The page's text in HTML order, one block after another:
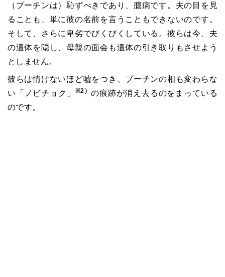
（プーチンは）恥ずべきであり、臆病です。夫の目を見
ることも、単に彼の名前を言うこともできないのです。
そして、さらに卑劣でびくびくしている。彼らは今、夫
の遺体を隠し、母親の面会も遺体の引き取りもさせよう
としません。
彼らは情けないほど嘘をつき、プーチンの相も変わらな
い「ノビチョク」
※2） の痕跡が消え去るのをまっている
のです。